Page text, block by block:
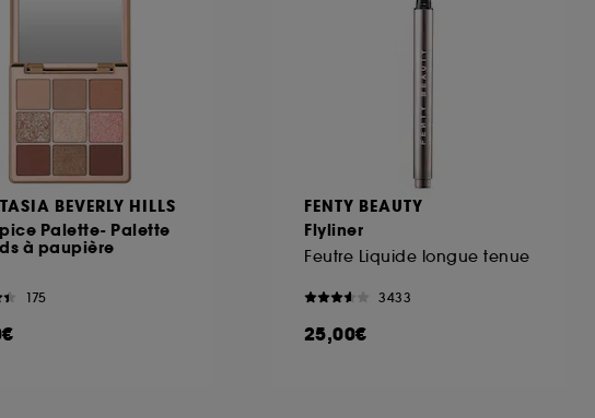
BEVERLY HILLS
Palette- Palette
à paupière
175
FENTY BEAUTY
Flyliner
Feutre Liquide longue tenue
3433
25,00€
Vous pouvez personnaliser vos choix concernant
"tout accepter". Sephora pourra associer les
données personnelles collectées ou générées lors